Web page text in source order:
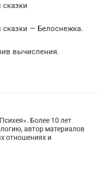
— Белоснежка.
вычисления.
Более 10 лет
автор материалов
отношениях и